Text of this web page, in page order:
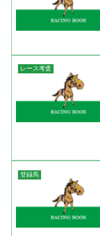
レース考査
登録馬